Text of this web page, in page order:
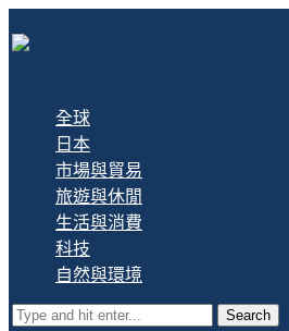
全球
日本
市場與貿易
旅遊與休閒
生活與消費
科技
自然與環境
Search